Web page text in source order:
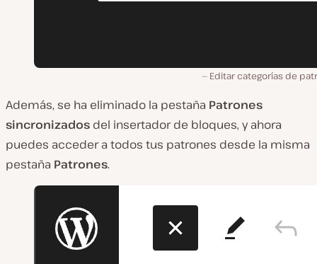
Editar categorías de
Además, se ha eliminado la pestaña Patrones
sincronizados del insertador de bloques, y ahora
puedes acceder a todos tus patrones desde la misma
pestaña Patrones.